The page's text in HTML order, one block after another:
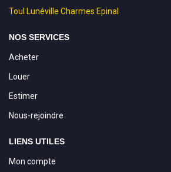
Toul Lunéville Charmes Epinal
NOS SERVICES
Acheter
Louer
Estimer
Nous-rejoindre
LIENS UTILES
Mon compte